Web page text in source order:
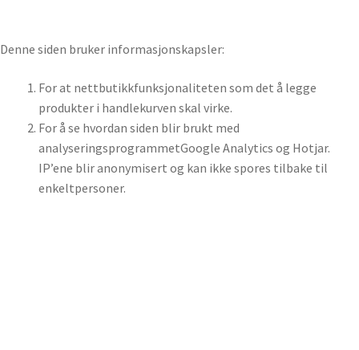
Denne siden bruker informasjonskapsler:
For at nettbutikkfunksjonaliteten som det å legge
produkter i handlekurven skal virke.
For å se hvordan siden blir brukt med
analyseringsprogrammetGoogle Analytics og Hotjar.
IP’ene blir anonymisert og kan ikke spores tilbake til
enkeltpersoner.